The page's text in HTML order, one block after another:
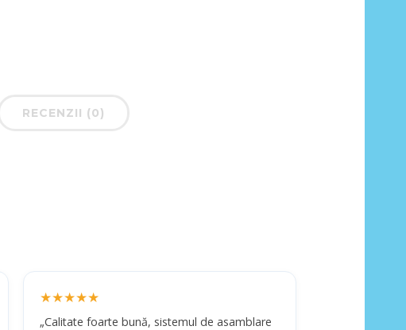
RECENZII (0)
★★★★★
„Calitate foarte bună, sistemul de asamblare